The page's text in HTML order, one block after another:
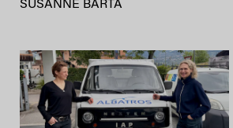
SUSANNE BARTA